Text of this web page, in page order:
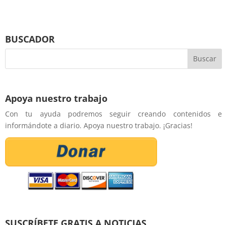
BUSCADOR
Apoya nuestro trabajo
Con tu ayuda podremos seguir creando contenidos e
informándote a diario. Apoya nuestro trabajo. ¡Gracias!